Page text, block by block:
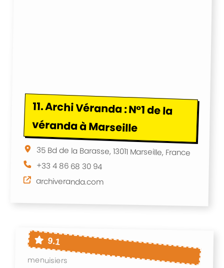
11.Archi Véranda : N°1 de la
véranda à Marseille
35 Bd de la Barasse, 13011 Marseille, France
+33 4 86 68 30 94
archiveranda.com
9.1
menuisiers